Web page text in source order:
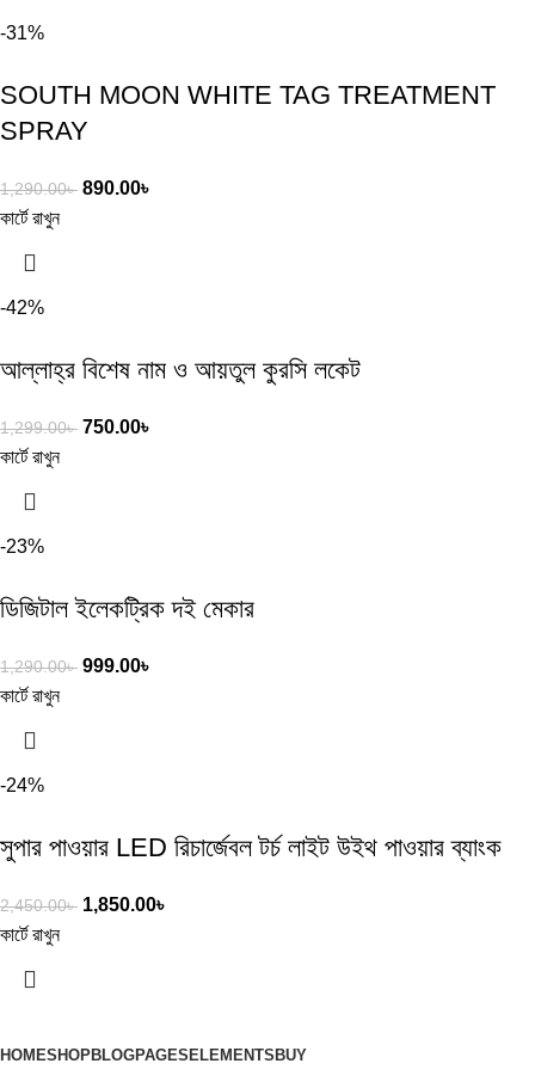
-31%
SOUTH MOON WHITE TAG TREATMENT
SPRAY
1,290.00৳ 890.00৳
কার্টে রাখুন
-42%
আল্লাহ্‌র বিশেষ নাম ও আয়তুল কুরসি লকেট
1,299.00৳ 750.00৳
কার্টে রাখুন
-23%
ডিজিটাল ইলেকট্রিক দই মেকার
1,290.00৳ 999.00৳
কার্টে রাখুন
-24%
সুপার পাওয়ার LED রিচার্জেবল টর্চ লাইট উইথ পাওয়ার ব্যাংক
2,450.00৳ 1,850.00৳
কার্টে রাখুন
HOMESHOPBLOGPAGES ELEMENTS BUY